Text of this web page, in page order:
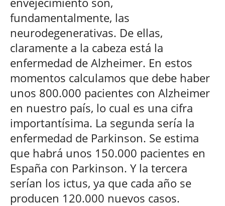
fundamentalmente, las
neurodegenerativas. De ellas,
claramente a la cabeza está la
enfermedad de Alzheimer. En estos
momentos calculamos que debe haber
unos 800.000 pacientes con Alzheimer
en nuestro país, lo cual es una cifra
importantísima. La segunda sería la
enfermedad de Parkinson. Se estima
que habrá unos 150.000 pacientes en
España con Parkinson. Y la tercera
serían los ictus, ya que cada año se
producen 120.000 nuevos casos.